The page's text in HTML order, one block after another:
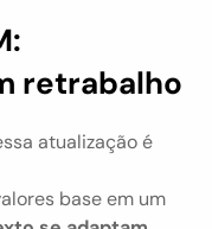
retrabalho
atualização é
base em um